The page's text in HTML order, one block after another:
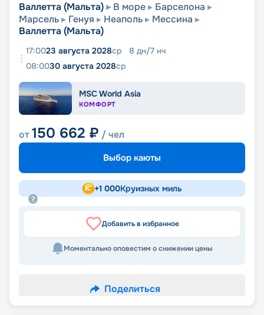
Валлетта (Мальта) В море
Барселона
Марсель
Генуя Неаполь
Мессина
Валлетта (Мальта)
17:0023 августа 2028ср 8 дн/7 нч
08:0030 августа 2028ср
MSC World Asia
КОМФОРТ
от150 662 ₽ / чел
Выбор каюты
+1 000Круизных миль
Добавить в избранное
Моментально оповестим о снижении цены
Поделиться